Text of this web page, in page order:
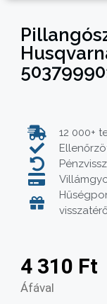
12 000+
4 310 Ft
Áfával